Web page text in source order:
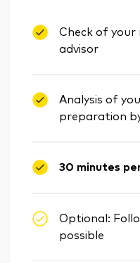
Check of your
advisor
Analysis of
preparation
30 minutes
Optional:
possible